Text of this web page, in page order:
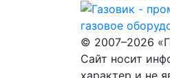
© 2007–2026
Сайт носит
характер и не